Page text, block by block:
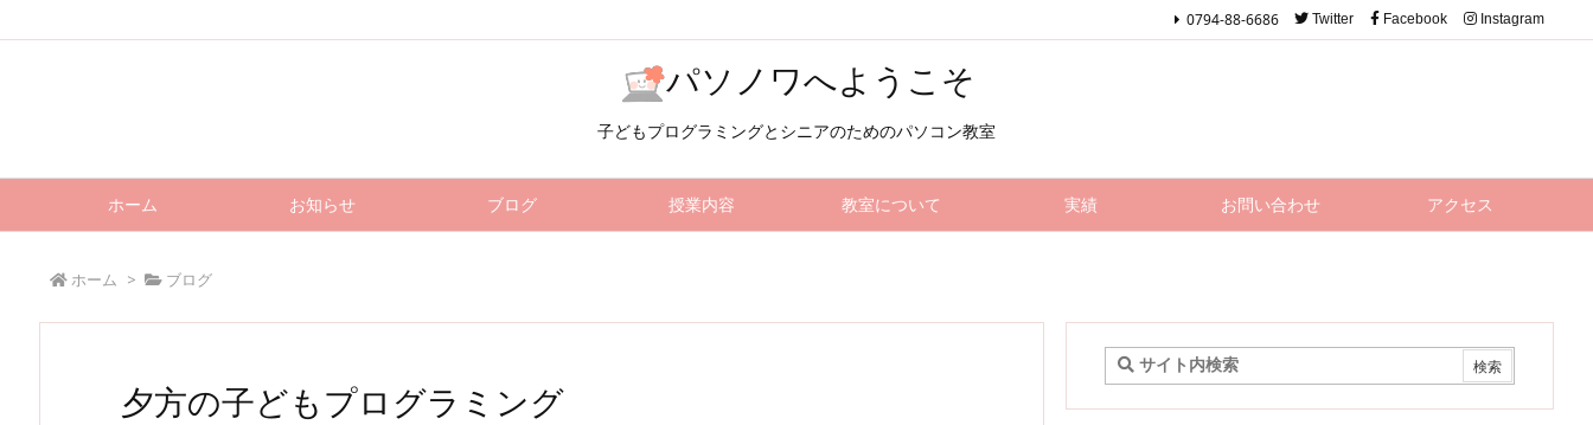
パソノワへようこそ
子どもプログラミングとシニアのためのパソコン教室
ホーム お知らせ ブログ 授業内容 教室について 実績 お問い合わせ アクセス
0794-88-6686 Twitter Facebook Instagram
ホーム > ブログ
夕方の子どもプログラミング